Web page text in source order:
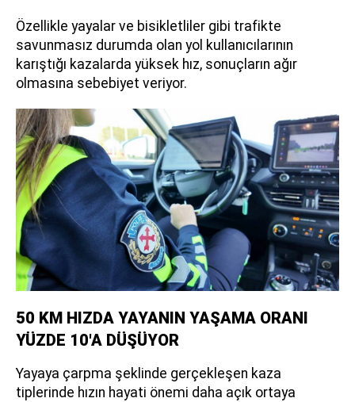
Özellikle yayalar ve bisikletliler gibi trafikte
savunmasız durumda olan yol kullanıcılarının
karıştığı kazalarda yüksek hız, sonuçların ağır
olmasına sebebiyet veriyor.
50 KM HIZDA YAYANIN YAŞAMA ORANI
YÜZDE 10'A DÜŞÜYOR
Yayaya çarpma şeklinde gerçekleşen kaza
tiplerinde hızın hayati önemi daha açık ortaya